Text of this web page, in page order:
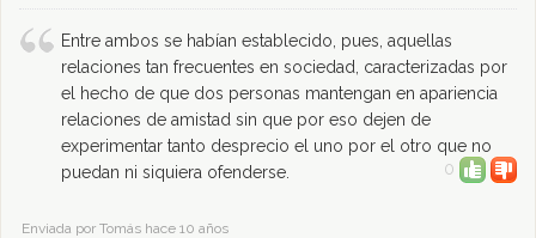
Entre ambos se habían establecido, pues, aquellas
relaciones tan frecuentes en sociedad, caracterizadas por
el hecho de que dos personas mantengan en apariencia
relaciones de amistad sin que por eso dejen de
experimentar tanto desprecio el uno por el otro que no
puedan ni siquiera ofenderse.
0
Enviada por Tomás hace 10 años